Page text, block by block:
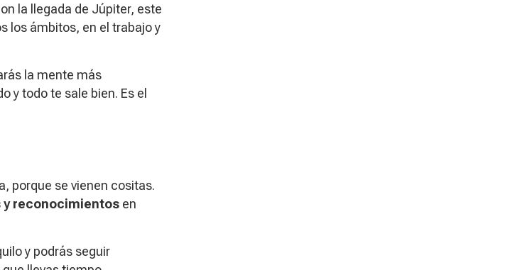
la llegada de Júpiter, este
los ámbitos, en el trabajo y
la mente más
y todo te sale bien. Es el
porque se vienen cositas.
y reconocimientos en
y podrás seguir